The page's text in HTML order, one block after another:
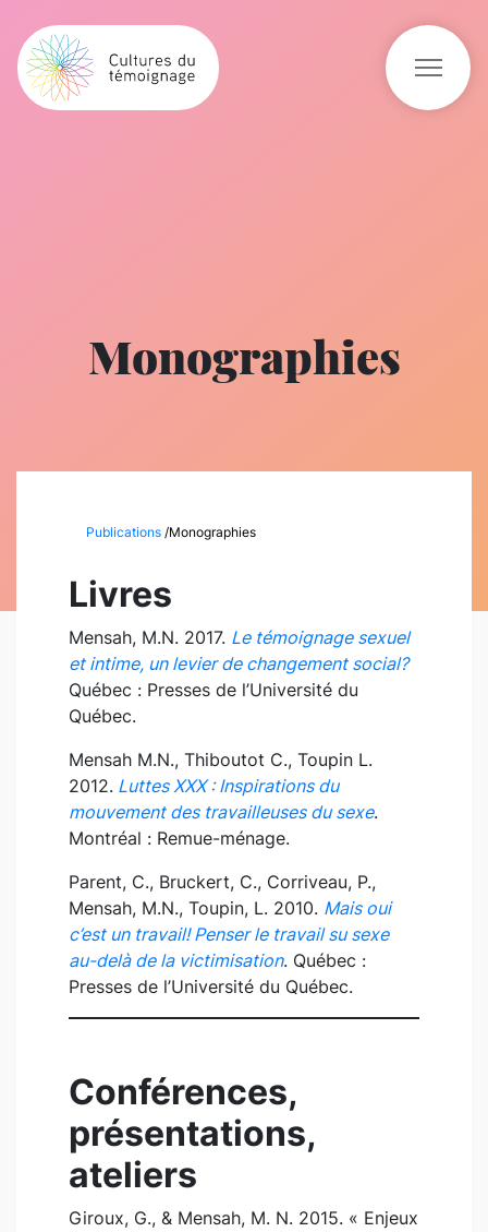
Monographies
Publications /Monographies
Livres
Mensah, M.N. 2017. Le témoignage sexuel
et intime, un levier de changement social?
Québec : Presses de l’Université du
Québec.
Mensah M.N., Thiboutot C., Toupin L.
2012. Luttes XXX : Inspirations du
mouvement des travailleuses du sexe.
Montréal : Remue-ménage.
Parent, C., Bruckert, C., Corriveau, P.,
Mensah, M.N., Toupin, L. 2010. Mais oui
c’est un travail! Penser le travail su sexe
au-delà de la victimisation. Québec :
Presses de l’Université du Québec.
Conférences,
présentations,
ateliers
Giroux, G., & Mensah, M. N. 2015. « Enjeux